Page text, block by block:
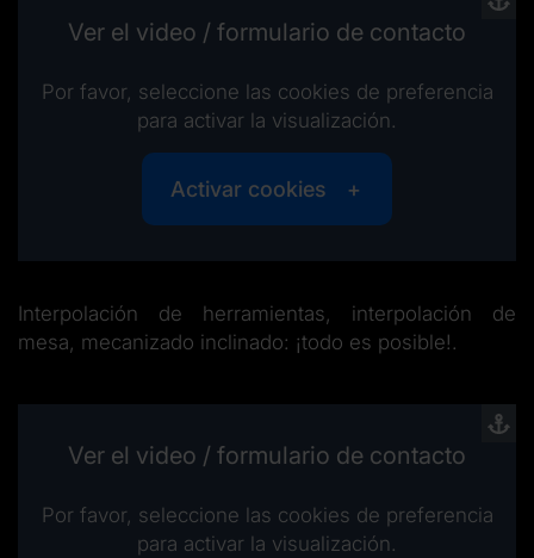
Interpolación de herramientas, interpolación de
mesa, mecanizado inclinado: ¡todo es posible!.
Ver el video / formulario de contacto
Por favor, seleccione las cookies de preferencia
para activar la visualización.
Activar cookies
Ver el video / formulario de contacto
Por favor, seleccione las cookies de preferencia
para activar la visualización.